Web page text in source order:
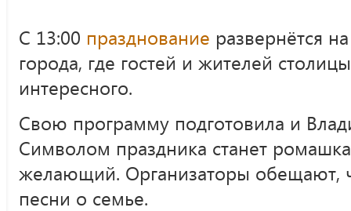
С 13:00 празднование развернётся
города, где гостей и жителей
интересного.
Свою программу подготовила и
Символом праздника станет
желающий. Организаторы обещают,
песни о семье.